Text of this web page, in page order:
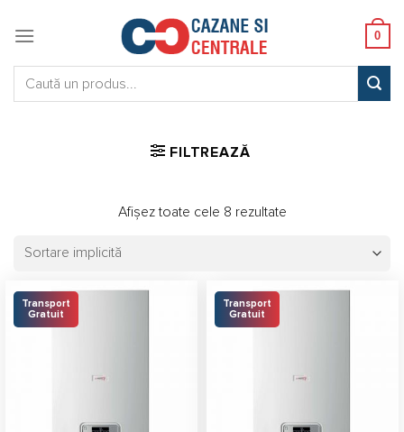
0
FILTREAZĂ
Afișez toate cele 8 rezultate
Transport
Gratuit
Transport
Gratuit